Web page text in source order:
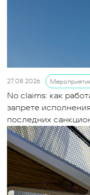
27.08.2026
No claims: как
запрете
последних